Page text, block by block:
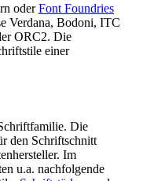
oderFont Foundries
Verdana, Bodoni, ITC
ORC2. Die
einer
Die
den Schriftschnitt
Im
u.a. nachfolgende